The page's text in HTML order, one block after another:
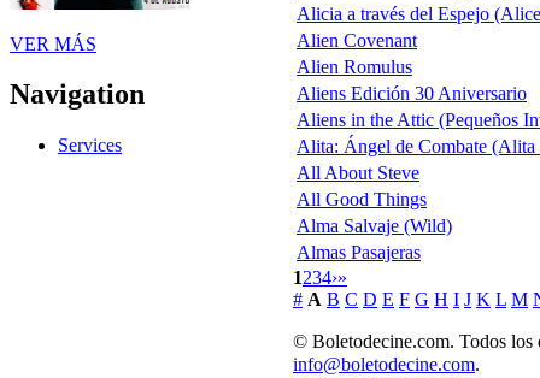
VER MÁS
Navigation
Services
Alicia a través del Espejo
Alien Covenant
Alien Romulus
Aliens Edición 30 Aniversario
Aliens in the Attic (Pequeños
Alita: Ángel de Combate
All About Steve
All Good Things
Alma Salvaje (Wild)
Almas Pasajeras
1234›»
# A B C D E F G H I J K L M
© Boletodecine.com. Todos los
info@boletodecine.com.